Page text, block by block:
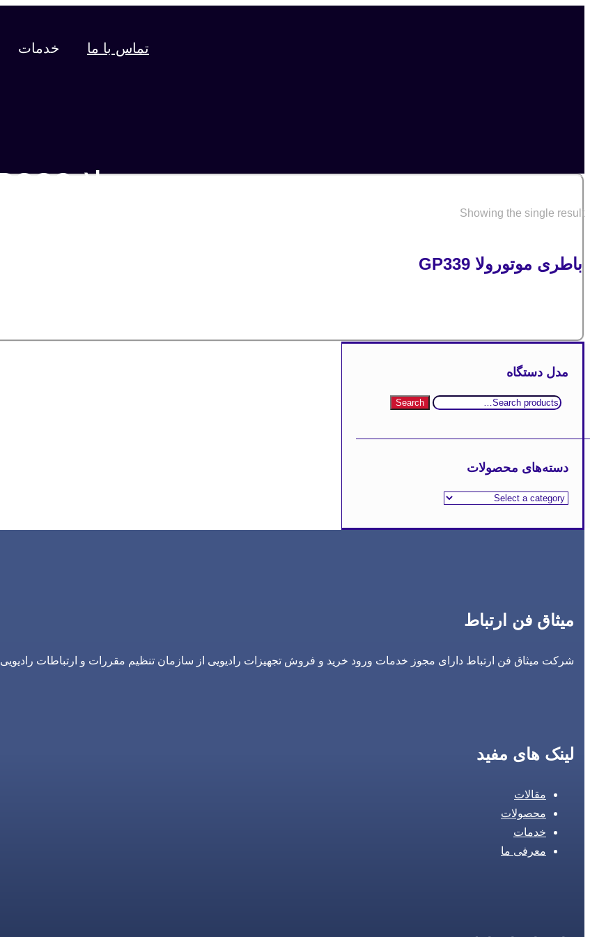
خدمات تماس با ما
خرید موتورولا GP339
Showing the single result
باطری موتورولا GP339
مدل دستگاه
Search
Search
دسته‌های محصولات
میثاق فن ارتباط
شرکت میثاق فن ارتباط دارای مجوز خدمات ورود خرید و فروش تجهیزات رادیویی از سازمان تنظیم مقررات و ارتباطات رادیویی
لینک های مفید
مقالات
محصولات
خدمات
معرفی ما